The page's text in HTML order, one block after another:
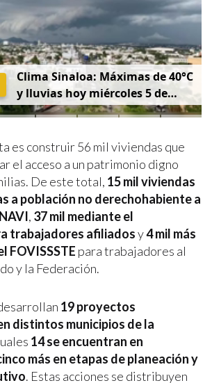
Clima Sinaloa: Máximas de 40°C
y lluvias hoy miércoles 5 de
agosto
es construir 56 mil viviendas que
el acceso a un patrimonio digno
De este total, 15 mil viviendas
a población no derechohabiente a
, 37 mil mediante el
trabajadores afiliadosy4 mil más
FOVISSSTE para trabajadores al
y la Federación.
19 proyectos
distintos municipios de la
14 se encuentran en
más en etapas de planeación y
. Estas acciones se distribuyen